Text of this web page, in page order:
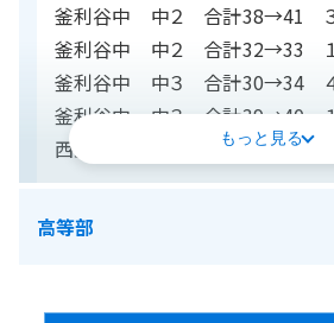
釜利谷中 中２ 合計38→41 ３
釜利谷中 中２ 合計32→33 １
釜利谷中 中３ 合計30→34 ４
釜利谷中 中３ 合計39→40 １
西金沢学園 中３ 合計30→32
釜利谷中 中２ 合計22→25 ３
釜利谷中 中２ 合計19→21 ２
もっと見る
高等部